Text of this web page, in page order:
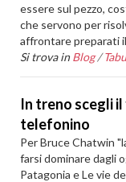
essere sul pezzo,
che servono per
affrontare preparati
Si trova in Blog /
In treno scegli
telefonino
Per Bruce Chatwin
farsi dominare dagli
Patagonia e Le vie